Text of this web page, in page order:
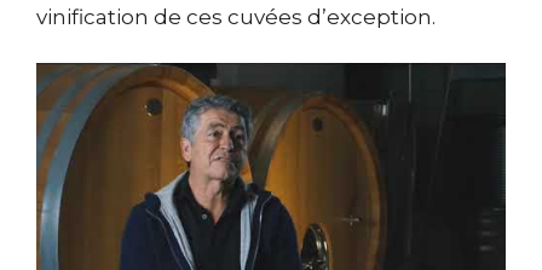
vinification de ces cuvées d’exception.